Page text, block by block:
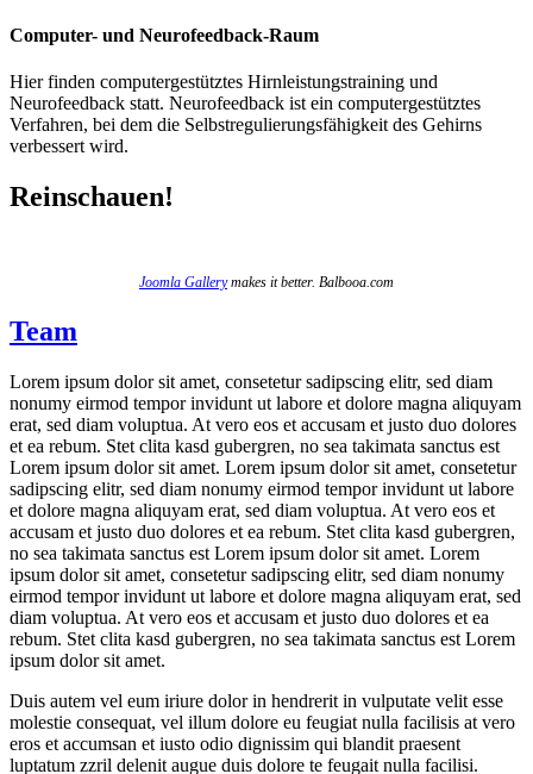
Computer- und Neurofeedback-Raum
Hier finden computergestütztes Hirnleistungstraining und
Neurofeedback statt. Neurofeedback ist ein computergestütztes
Verfahren, bei dem die Selbstregulierungsfähigkeit des Gehirns
verbessert wird.
Reinschauen!
Joomla Gallerymakes it better. Balbooa.com
Team
Lorem ipsum dolor sit amet, consetetur sadipscing elitr, sed diam
nonumy eirmod tempor invidunt ut labore et dolore magna aliquyam
erat, sed diam voluptua. At vero eos et accusam et justo duo dolores
et ea rebum. Stet clita kasd gubergren, no sea takimata sanctus est
Lorem ipsum dolor sit amet. Lorem ipsum dolor sit amet, consetetur
sadipscing elitr, sed diam nonumy eirmod tempor invidunt ut labore
et dolore magna aliquyam erat, sed diam voluptua. At vero eos et
accusam et justo duo dolores et ea rebum. Stet clita kasd gubergren,
no sea takimata sanctus est Lorem ipsum dolor sit amet. Lorem
ipsum dolor sit amet, consetetur sadipscing elitr, sed diam nonumy
eirmod tempor invidunt ut labore et dolore magna aliquyam erat, sed
diam voluptua. At vero eos et accusam et justo duo dolores et ea
rebum. Stet clita kasd gubergren, no sea takimata sanctus est Lorem
ipsum dolor sit amet.
Duis autem vel eum iriure dolor in hendrerit in vulputate velit esse
molestie consequat, vel illum dolore eu feugiat nulla facilisis at vero
eros et accumsan et iusto odio dignissim qui blandit praesent
luptatum zzril delenit augue duis dolore te feugait nulla facilisi.